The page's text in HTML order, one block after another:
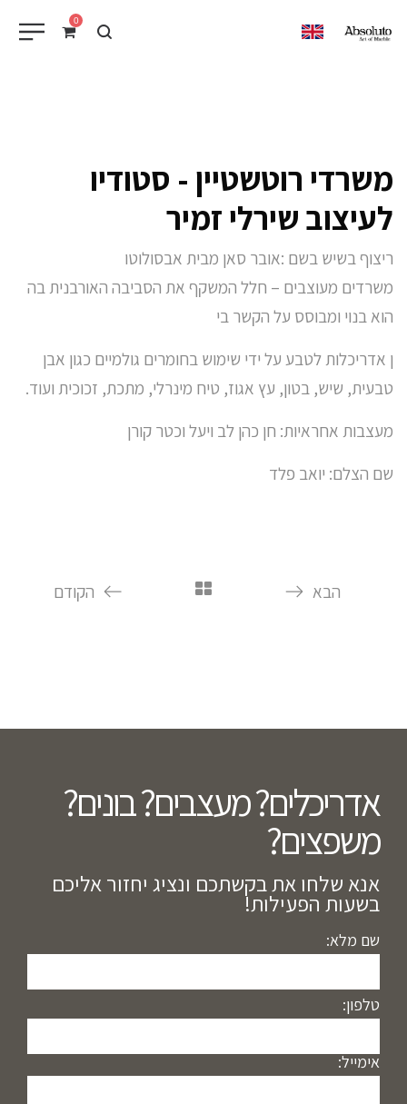
0
EN
משרדי רוטשטיין - סטודיו
לעיצוב שירלי זמיר
ריצוף בשיש בשם :אובר סאן מבית אבסולוטו
משרדים מעוצבים – חלל המשקף את הסביבה האורבנית בה
הוא בנוי ומבוסס על הקשר בי
ן אדריכלות לטבע על ידי שימוש בחומרים גולמיים כגון אבן
טבעית, שיש, בטון, עץ אגוז, טיח מינרלי, מתכת, זכוכית ועוד.
מעצבות אחראיות: חן כהן לב ויעל וכטר קורן
שם הצלם: יואב פלד
הקודם הבא
אדריכלים? מעצבים? בונים?
משפצים?​
אנא שלחו את בקשתכם ונציג יחזור אליכם
בשעות הפעילות!
שם מלא:
טלפון:
אימייל: